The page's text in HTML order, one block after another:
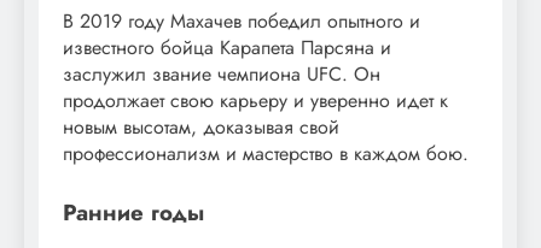
В 2019 году Махачев победил опытного и
известного бойца Карапета Парсяна и
заслужил звание чемпиона UFC. Он
продолжает свою карьеру и уверенно идет к
новым высотам, доказывая свой
профессионализм и мастерство в каждом бою.
Ранние годы